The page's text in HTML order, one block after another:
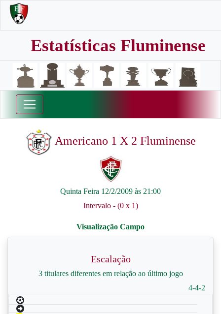
Estatísticas Fluminense
Americano 1 X 2 Fluminense
Quinta Feira 12/2/2009 às 21:00
Intervalo - (0 x 1)
Escalação
3 titulares diferentes em relação ao último jogo
4-4-2